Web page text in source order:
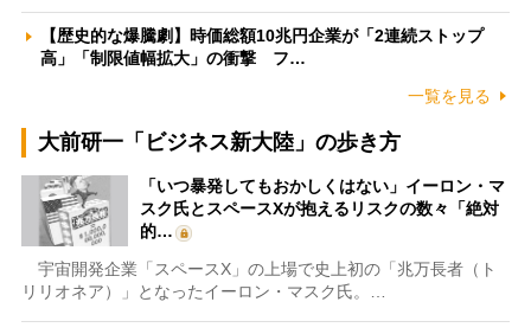
【歴史的な爆騰劇】時価総額10兆円企業が「2連続ストップ
高」「制限値幅拡大」の衝撃 フ…
一覧を見る
大前研一「ビジネス新大陸」の歩き方
「いつ暴発してもおかしくはない」イーロン・マ
スク氏とスペースXが抱えるリスクの数々「絶対
的…
宇宙開発企業「スペースX」の上場で史上初の「兆万長者（ト
リリオネア）」となったイーロン・マスク氏。…